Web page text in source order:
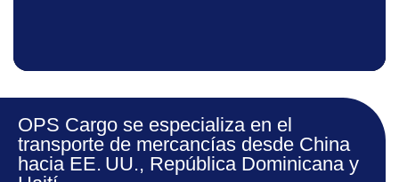
OPS Cargo se especializa en el
transporte de mercancías desde China
hacia EE. UU., República Dominicana y